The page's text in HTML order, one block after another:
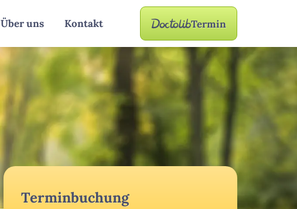
Über uns Kontakt Termin
Terminbuchung